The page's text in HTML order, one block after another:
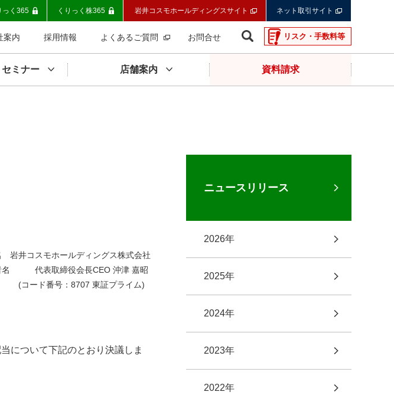
っく365 くりっく株365 岩井コスモホールディングスサイト ネット取引サイト
案内 採用情報 よくあるご質問 お問合せ リスク・手数料等
ミナー 店舗案内 資料請求
岩井コスモホールディングス株式会社
名 代表取締役会長CEO 沖津 嘉昭
ド番号：8707 東証プライム)
について下記のとおり決議しま
ニュースリリース
2026年
2025年
2024年
2023年
2022年